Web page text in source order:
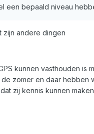
een bepaald niveau
zijn andere dingen
kunnen vasthouden
zomer en daar
zij kennis kunnen